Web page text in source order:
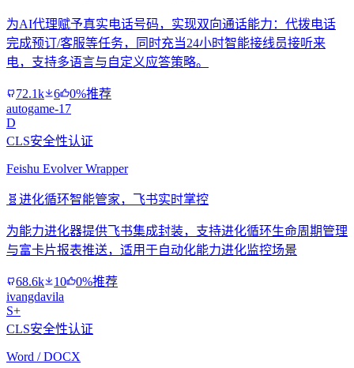
为AI代理赋予真实电话号码，实现双向通话能力：代拨电话
完成预订/客服等任务，同时充当24小时智能接线员接听来
电，支持多语言与自定义应答策略。
72.1k 6
0%推荐
autogame-17
D
CLS安全性认证
Feishu Evolver Wrapper
🧬 进化循环智能管家，飞书实时掌控
为能力进化器提供飞书集成封装，支持进化循环生命周期管理
与富卡片报表推送，适用于自动化能力进化监控场景
68.6k 10
0%推荐
ivangdavila
S+
CLS安全性认证
Word / DOCX